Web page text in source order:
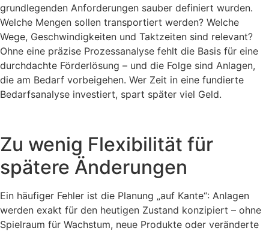
grundlegenden Anforderungen sauber definiert wurden.
Welche Mengen sollen transportiert werden? Welche
Wege, Geschwindigkeiten und Taktzeiten sind relevant?
Ohne eine präzise Prozessanalyse fehlt die Basis für eine
durchdachte Förderlösung – und die Folge sind Anlagen,
die am Bedarf vorbeigehen. Wer Zeit in eine fundierte
Bedarfsanalyse investiert, spart später viel Geld.
Zu wenig Flexibilität für
spätere Änderungen
Ein häufiger Fehler ist die Planung „auf Kante“: Anlagen
werden exakt für den heutigen Zustand konzipiert – ohne
Spielraum für Wachstum, neue Produkte oder veränderte